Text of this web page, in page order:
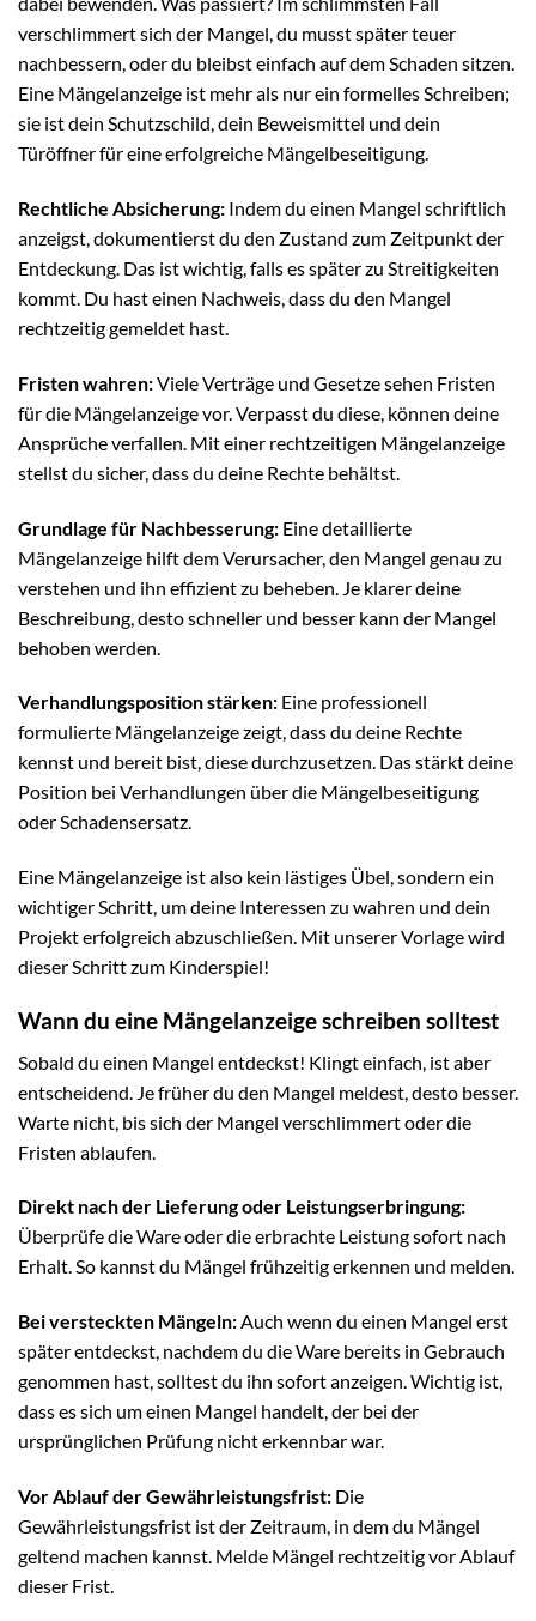
verschlimmert sich der Mangel, du musst später teuer
nachbessern, oder du bleibst einfach auf dem Schaden sitzen.
Eine Mängelanzeige ist mehr als nur ein formelles Schreiben;
sie ist dein Schutzschild, dein Beweismittel und dein
Türöffner für eine erfolgreiche Mängelbeseitigung.
Rechtliche Absicherung: Indem du einen Mangel schriftlich
anzeigst, dokumentierst du den Zustand zum Zeitpunkt der
Entdeckung. Das ist wichtig, falls es später zu Streitigkeiten
kommt. Du hast einen Nachweis, dass du den Mangel
rechtzeitig gemeldet hast.
Fristen wahren:Viele Verträge und Gesetze sehen Fristen
für die Mängelanzeige vor. Verpasst du diese, können deine
Ansprüche verfallen. Mit einer rechtzeitigen Mängelanzeige
stellst du sicher, dass du deine Rechte behältst.
Grundlage für Nachbesserung: Eine detaillierte
Mängelanzeige hilft dem Verursacher, den Mangel genau zu
verstehen und ihn effizient zu beheben. Je klarer deine
Beschreibung, desto schneller und besser kann der Mangel
behoben werden.
Verhandlungsposition stärken: Eine professionell
formulierte Mängelanzeige zeigt, dass du deine Rechte
kennst und bereit bist, diese durchzusetzen. Das stärkt deine
Position bei Verhandlungen über die Mängelbeseitigung
oder Schadensersatz.
Eine Mängelanzeige ist also kein lästiges Übel, sondern ein
wichtiger Schritt, um deine Interessen zu wahren und dein
Projekt erfolgreich abzuschließen. Mit unserer Vorlage wird
dieser Schritt zum Kinderspiel!
Wann du eine Mängelanzeige schreiben solltest
Sobald du einen Mangel entdeckst! Klingt einfach, ist aber
entscheidend. Je früher du den Mangel meldest, desto besser.
Warte nicht, bis sich der Mangel verschlimmert oder die
Fristen ablaufen.
Direkt nach der Lieferung oder Leistungserbringung:
Überprüfe die Ware oder die erbrachte Leistung sofort nach
Erhalt. So kannst du Mängel frühzeitig erkennen und melden.
Bei versteckten Mängeln:Auch wenn du einen Mangel erst
später entdeckst, nachdem du die Ware bereits in Gebrauch
genommen hast, solltest du ihn sofort anzeigen. Wichtig ist,
dass es sich um einen Mangel handelt, der bei der
ursprünglichen Prüfung nicht erkennbar war.
Vor Ablauf der Gewährleistungsfrist: Die
Gewährleistungsfrist ist der Zeitraum, in dem du Mängel
geltend machen kannst. Melde Mängel rechtzeitig vor Ablauf
dieser Frist.